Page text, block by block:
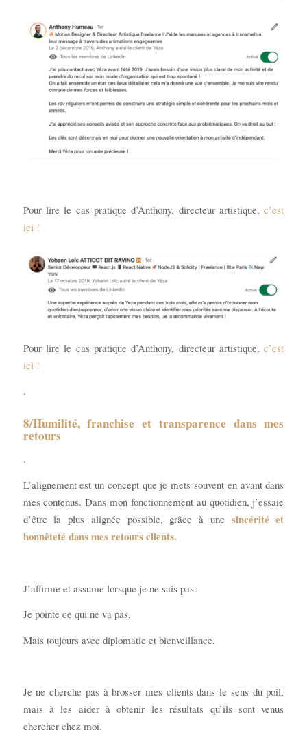
Pour lire le cas pratique d’Anthony, directeur artistique,c’est
ici !
Pour lire le cas pratique d’Anthony, directeur artistique,c’est
ici !
.
8/Humilité, franchise et transparence dans mes
retours
.
L’alignement est un concept que je mets souvent en avant dans
mes contenus. Dans mon fonctionnement au quotidien, j’essaie
d’être la plus alignée possible, grâce à une sincérité et
honnêteté dans mes retours clients.
J’affirme et assume lorsque je ne sais pas.
Je pointe ce qui ne va pas.
Mais toujours avec diplomatie et bienveillance.
Je ne cherche pas à brosser mes clients dans le sens du poil,
mais à les aider à obtenir les résultats qu’ils sont venus
chercher chez moi.